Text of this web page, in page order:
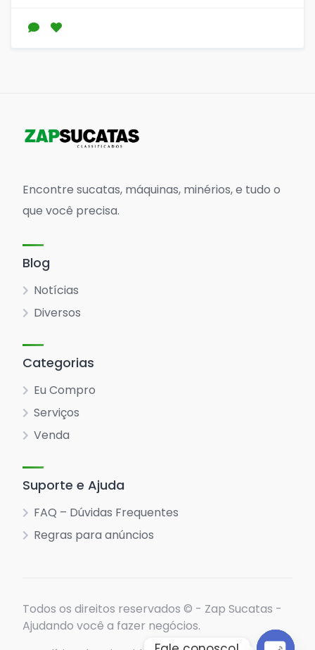
Encontre sucatas, máquinas, minérios, e tudo o
que você precisa.
Blog
Notícias
Diversos
Categorias
Eu Compro
Serviços
Venda
Suporte e Ajuda
FAQ – Dúvidas Frequentes
Regras para anúncios
Todos os direitos reservados © - Zap Sucatas -
Ajudando você a fazer negócios.